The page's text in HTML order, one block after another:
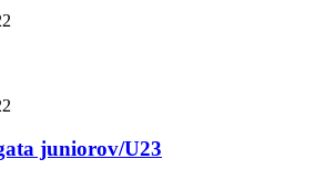
juniorov/U23